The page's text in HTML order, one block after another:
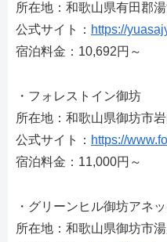
所在地：和歌山県有田郡
公式サイト： https://
宿泊料金：10,692円～
・フォレストイン御坊
所在地：和歌山県御坊市
公式サイト： https://
宿泊料金：11,000円～
・グリーンヒル御坊アネ
所在地：和歌山県御坊市